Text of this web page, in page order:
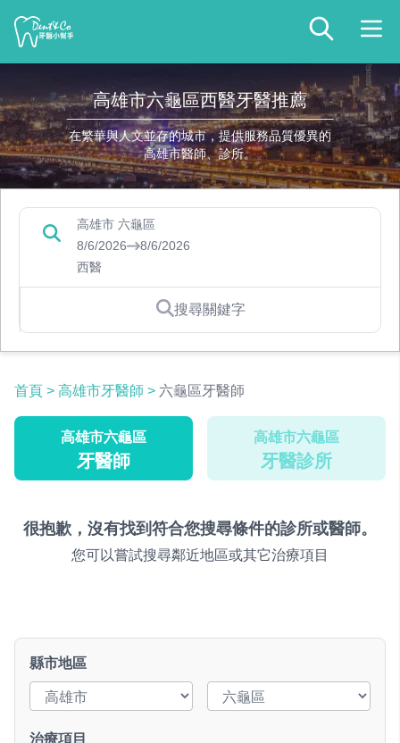
高雄市六龜區西醫牙醫推薦
在繁華與人文並存的城市，提供服務品質優異的
高雄市醫師、診所。
高雄市 六龜區
8/6/2026
8/6/2026
西醫
搜尋關鍵字
首頁 > 高雄市牙醫師 > 六龜區牙醫師
高雄市六龜區
牙醫師
高雄市六龜區
牙醫診所
很抱歉，沒有找到符合您搜尋條件的診所或醫師。
您可以嘗試搜尋鄰近地區或其它治療項目
縣市地區
治療項目